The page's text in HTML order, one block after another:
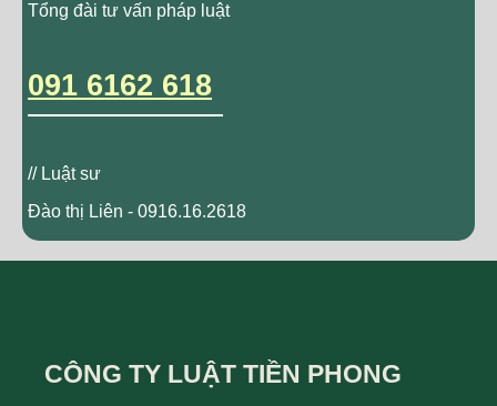
Tổng đài tư vấn pháp luật
091 6162 618
// Luật sư
Đào thị Liên - 0916.16.2618
CÔNG TY LUẬT TIỀN PHONG